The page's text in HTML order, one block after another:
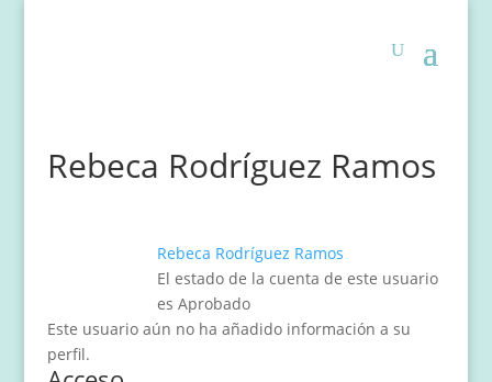
Rebeca Rodríguez Ramos
Rebeca Rodríguez Ramos
El estado de la cuenta de este usuario
es Aprobado
Este usuario aún no ha añadido información a su
perfil.